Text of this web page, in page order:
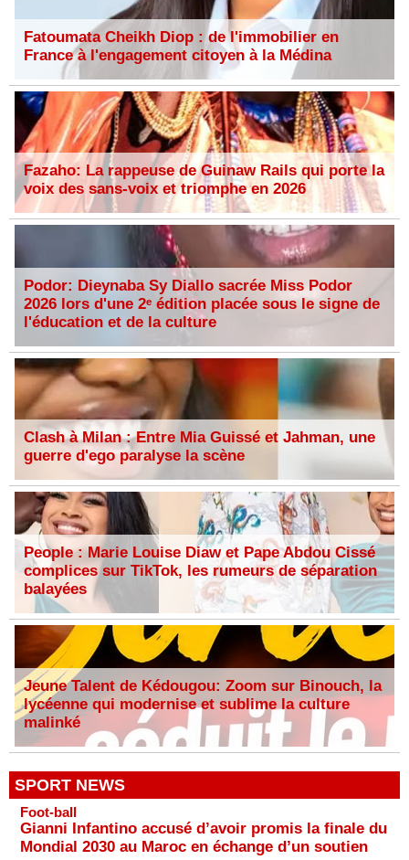
Fatoumata Cheikh Diop : de l'immobilier en
France à l'engagement citoyen à la Médina
Fazaho: La rappeuse de Guinaw Rails qui porte la
voix des sans-voix et triomphe en 2026
Podor: Dieynaba Sy Diallo sacrée Miss Podor
2026 lors d'une 2ᵉ édition placée sous le signe de
l'éducation et de la culture
Clash à Milan : Entre Mia Guissé et Jahman, une
guerre d'ego paralyse la scène
People : Marie Louise Diaw et Pape Abdou Cissé
complices sur TikTok, les rumeurs de séparation
balayées
Jeune Talent de Kédougou: Zoom sur Binouch, la
lycéenne qui modernise et sublime la culture
malinké
SPORT NEWS
Foot-ball
Gianni Infantino accusé d’avoir promis la finale du
Mondial 2030 au Maroc en échange d’un soutien